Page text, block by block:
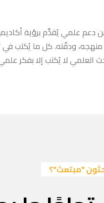
دعم علمي يُقدَّم برؤية
منهجه، ودقّته. كل ما
العلمي لا يُكتب إلا بفكر
"مبتعث"؟